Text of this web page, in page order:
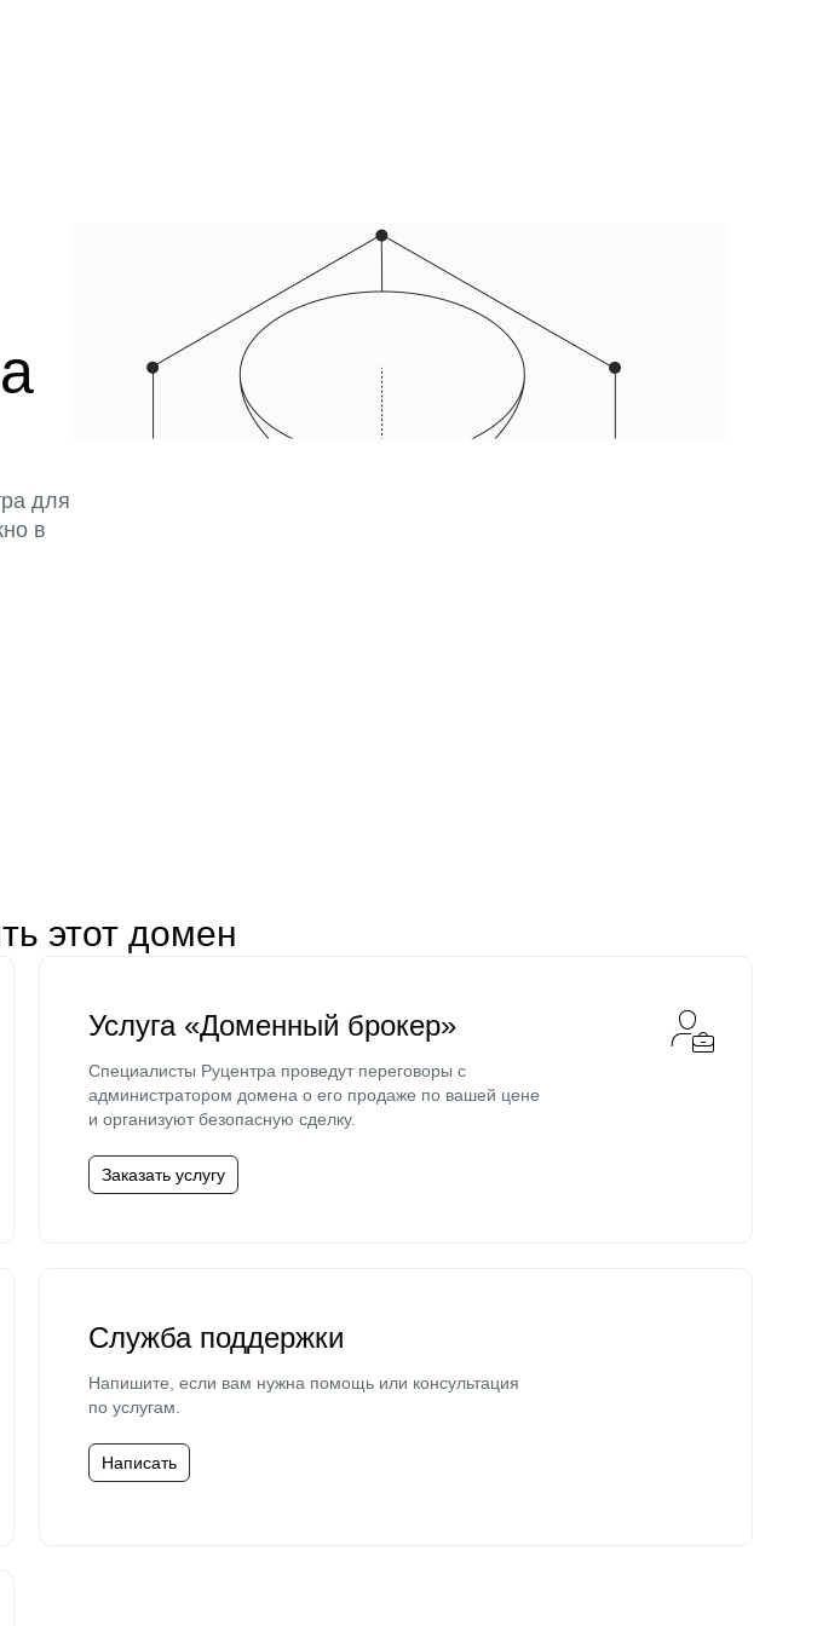
для
в
этот домен
Услуга «Доменный брокер»
Специалисты Руцентра проведут переговоры с
администратором домена о его продаже по вашей цене
и организуют безопасную сделку.
Заказать услугу
Служба поддержки
Напишите, если вам нужна помощь или консультация
по услугам.
Написать